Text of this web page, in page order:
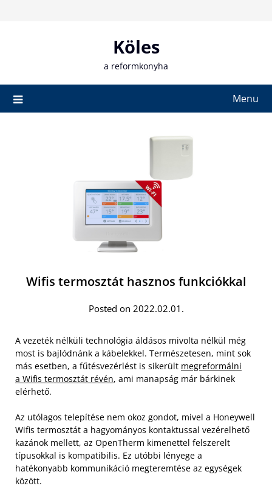
Köles
a reformkonyha
Menu
Wifis termosztát hasznos funkciókkal
Posted on 2022.02.01.
A vezeték nélküli technológia áldásos mivolta nélkül még
most is bajlódnánk a kábelekkel. Természetesen, mint sok
más esetben, a fűtésvezérlést is sikerült megreformálni
a Wifis termosztát révén, ami manapság már bárkinek
elérhető.
Az utólagos telepítése nem okoz gondot, mivel a Honeywell
Wifis termosztát a hagyományos kontaktussal vezérelhető
kazánok mellett, az OpenTherm kimenettel felszerelt
típusokkal is kompatibilis. Ez utóbbi lényege a
hatékonyabb kommunikáció megteremtése az egységek
között.